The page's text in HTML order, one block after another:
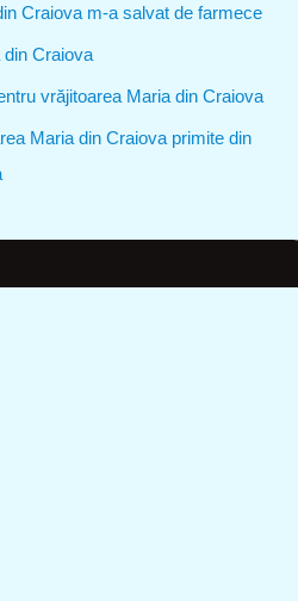
Craiova m-a salvat de farmece
Craiova
vrăjitoarea Maria din Craiova
Maria din Craiova primite din